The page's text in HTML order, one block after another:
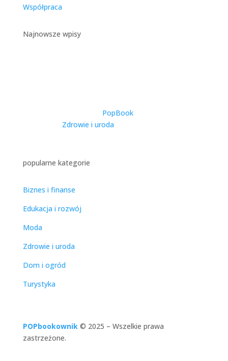
Współpraca
Najnowsze wpisy
PopBook|
Zdrowie i uroda
popularne kategorie
Biznes i finanse
Edukacja i rozwój
Moda
Zdrowie i uroda
Dom i ogród
Turystyka
POPbookownik© 2025 – Wszelkie prawa
zastrzeżone.